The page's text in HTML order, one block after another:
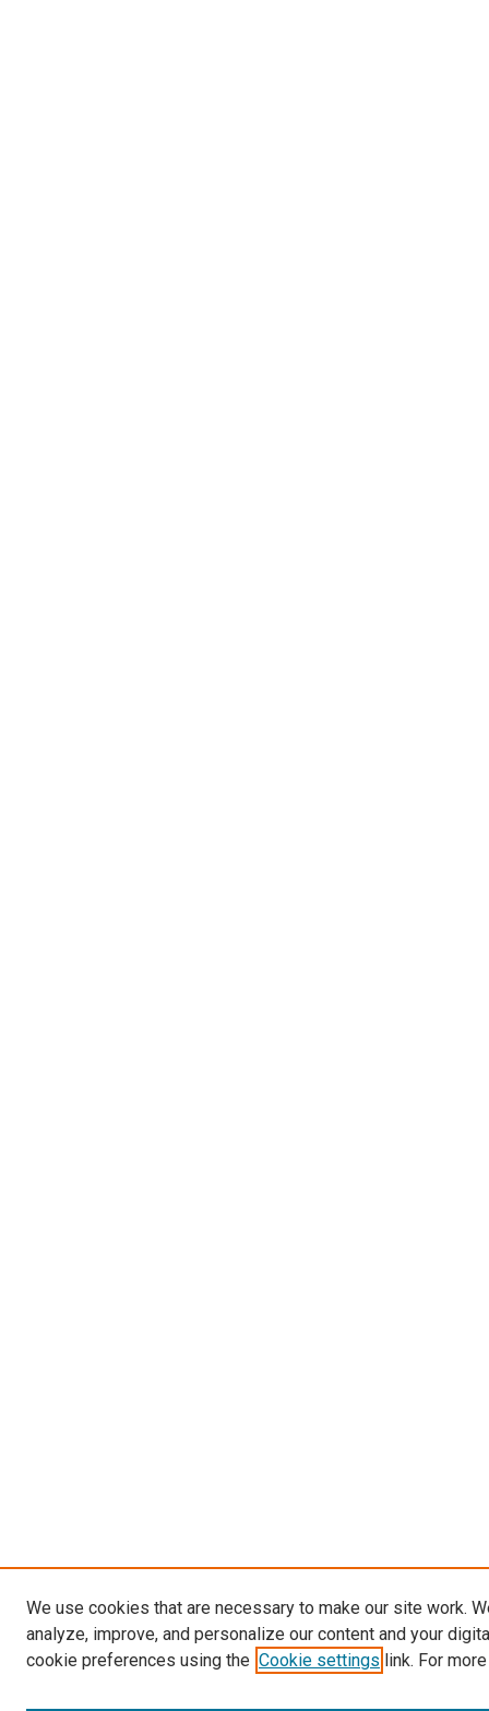
We use cookies that are necessary to make our site work.
analyze, improve, and personalize our content and your
cookie preferences using the Cookie settings link. For